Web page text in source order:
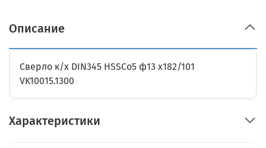
Описание
Сверло к/х DIN345 HSSCo5 ф13 х182/101
VK10015.1300
Характеристики